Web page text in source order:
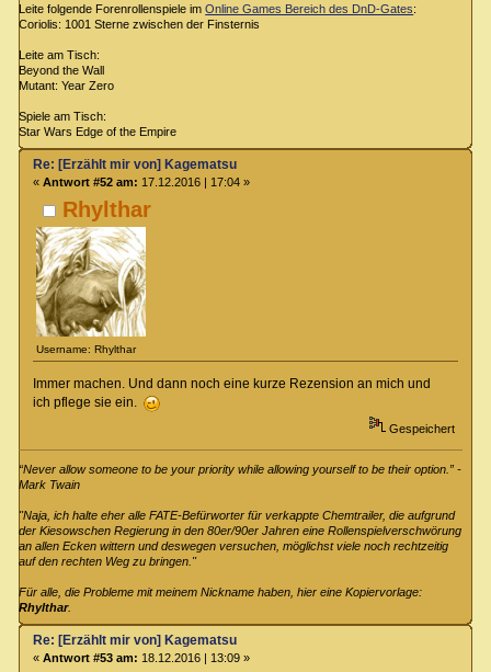
Leite folgende Forenrollenspiele imOnline Games Bereich des DnD-Gates:
Coriolis: 1001 Sterne zwischen der Finsternis
Leite am Tisch:
Beyond the Wall
Mutant: Year Zero
Spiele am Tisch:
Star Wars Edge of the Empire
Rhylthar
Username: Rhylthar
Re: [Erzählt mir von] Kagematsu
« Antwort #52 am: 17.12.2016 | 17:04 »
Immer machen. Und dann noch eine kurze Rezension an mich und
ich pflege sie ein.
Gespeichert
“Never allow someone to be your priority while allowing yourself to be their option.” -
Mark Twain
"Naja, ich halte eher alle FATE-Befürworter für verkappte Chemtrailer, die aufgrund
der Kiesowschen Regierung in den 80er/90er Jahren eine Rollenspielverschwörung
an allen Ecken wittern und deswegen versuchen, möglichst viele noch rechtzeitig
auf den rechten Weg zu bringen."
Für alle, die Probleme mit meinem Nickname haben, hier eine Kopiervorlage:
Rhylthar.
Re: [Erzählt mir von] Kagematsu
« Antwort #53 am: 18.12.2016 | 13:09 »